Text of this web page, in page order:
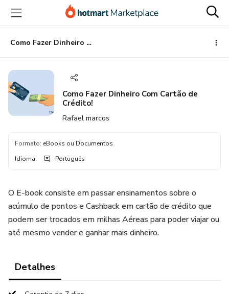
para
conteúdo
principal
para
pagamento
para
rodapé
Como Fazer Dinheiro Com Cartão de Crédito!
Como Fazer Dinheiro Com Cartão de
Crédito!
Rafael marcos
Formato: eBooks ou Documentos
Idioma: Português
O E-book consiste em passar ensinamentos sobre o
acúmulo de pontos e Cashback em cartão de crédito que
podem ser trocados em milhas Aéreas para poder viajar ou
até mesmo vender e ganhar mais dinheiro.
Detalhes